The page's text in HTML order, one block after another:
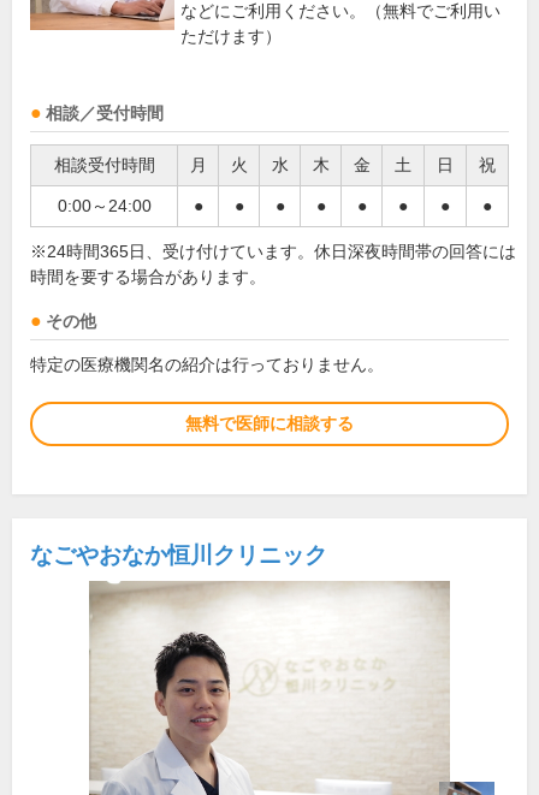
などにご利用ください。（無料でご利用い
ただけます）
相談／受付時間
相談受付時間 月 火 水 木 金 土 日 祝
0:00～24:00 ● ● ● ● ● ● ● ●
※24時間365日、受け付けています。休日深夜時間帯の回答には
時間を要する場合があります。
その他
特定の医療機関名の紹介は行っておりません。
無料で医師に相談する
なごやおなか恒川クリニック